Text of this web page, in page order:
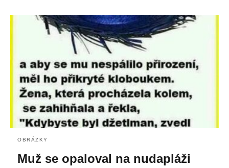
OBRÁZKY
Muž se opaloval na nudapláži